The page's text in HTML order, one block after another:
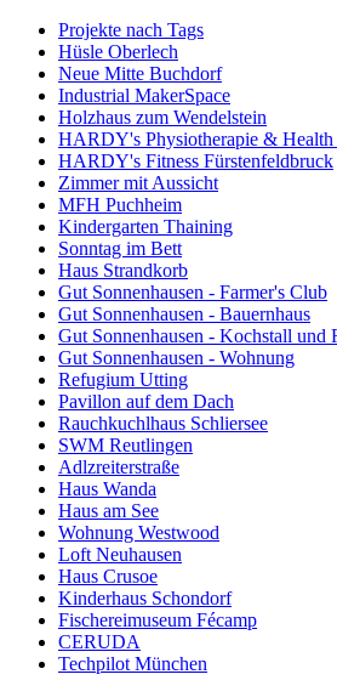
Projekte nach Tags
Hüsle Oberlech
Neue Mitte Buchdorf
Industrial MakerSpace
Holzhaus zum Wendelstein
HARDY's Physiotherapie & Health
HARDY's Fitness Fürstenfeldbruck
Zimmer mit Aussicht
MFH Puchheim
Kindergarten Thaining
Sonntag im Bett
Haus Strandkorb
Gut Sonnenhausen - Farmer's Club
Gut Sonnenhausen - Bauernhaus
Gut Sonnenhausen - Kochstall und
Gut Sonnenhausen - Wohnung
Refugium Utting
Pavillon auf dem Dach
Rauchkuchlhaus Schliersee
SWM Reutlingen
Adlzreiterstraße
Haus Wanda
Haus am See
Wohnung Westwood
Loft Neuhausen
Haus Crusoe
Kinderhaus Schondorf
Fischereimuseum Fécamp
CERUDA
Techpilot München